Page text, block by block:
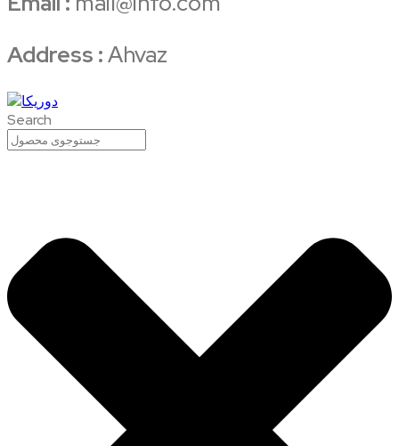
Address :Ahvaz
Search